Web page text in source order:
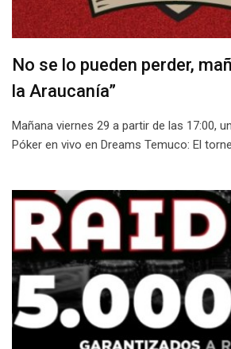
No se lo pueden perder,
la Araucanía”
Mañana viernes 29 a partir de las 17:00,
Póker en vivo en Dreams Temuco: El